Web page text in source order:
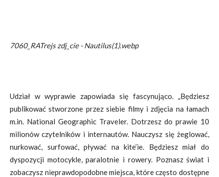
7060_RATrejs zdj_cie - Nautilus(1).webp
Udział w wyprawie zapowiada się fascynująco. „Będziesz
publikować stworzone przez siebie filmy i zdjęcia na łamach
m.in. National Geographic Traveler. Dotrzesz do prawie 10
milionów czytelników i internautów. Nauczysz się żeglować,
nurkować, surfować, pływać na kite’ie. Będziesz miał do
dyspozycji motocykle, paralotnie i rowery. Poznasz świat i
zobaczysz nieprawdopodobne miejsca, które często dostępne